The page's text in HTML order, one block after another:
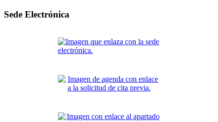
Sede Electrónica